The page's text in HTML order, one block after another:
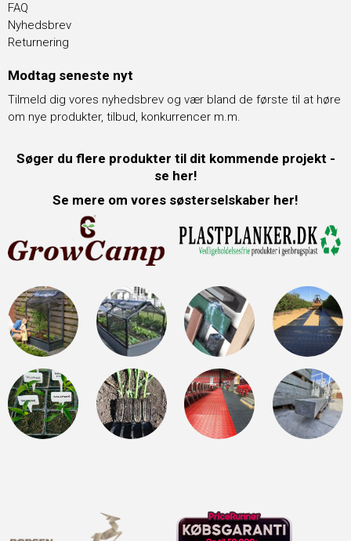
FAQ
Nyhedsbrev
Returnering
Modtag seneste nyt
Tilmeld dig vores nyhedsbrev og vær bland de første til at høre
om nye produkter, tilbud, konkurrencer m.m.
Søger du flere produkter til dit kommende projekt -
se her!
Se mere om vores søsterselskaber her!